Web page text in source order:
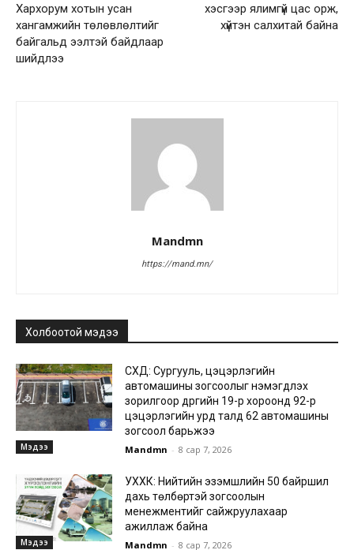
Хархорум хотын усан
хангамжийн төлөвлөлтийг
байгальд ээлтэй байдлаар
шийдлээ
хэсгээр ялимгүй цас орж,
хүйтэн салхитай байна
Mandmn
https://mand.mn/
Холбоотой мэдээ
Мэдээ
СХД: Сургууль, цэцэрлэгийн
автомашины зогсоолыг нэмэгдүүлэх
зорилгоор дүүргийн 19-р хороонд 92-р
цэцэрлэгийн урд талд 62 автомашины
зогсоол барьжээ
Mandmn - 8 сар 7, 2026
Мэдээ
УХХК: Нийтийн эзэмшлийн 50 байршил
дахь төлбөртэй зогсоолын
менежментийг сайжруулахаар
ажиллаж байна
Mandmn - 8 сар 7, 2026